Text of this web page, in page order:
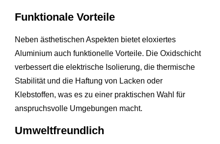
Funktionale Vorteile
Neben ästhetischen Aspekten bietet eloxiertes
Aluminium auch funktionelle Vorteile. Die Oxidschicht
verbessert die elektrische Isolierung, die thermische
Stabilität und die Haftung von Lacken oder
Klebstoffen, was es zu einer praktischen Wahl für
anspruchsvolle Umgebungen macht.
Umweltfreundlich